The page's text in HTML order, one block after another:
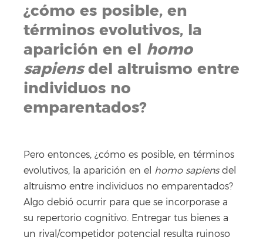
¿cómo es posible, en
términos evolutivos, la
aparición en el homo
sapiensdel altruismo entre
individuos no
emparentados?
Pero entonces, ¿cómo es posible, en términos
evolutivos, la aparición en el homo sapiensdel
altruismo entre individuos no emparentados?
Algo debió ocurrir para que se incorporase a
su repertorio cognitivo. Entregar tus bienes a
un rival/competidor potencial resulta ruinoso